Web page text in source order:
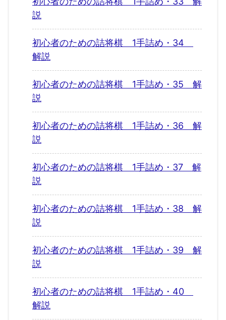
説
初心者のための詰将棋 1手詰め・34
解説
初心者のための詰将棋 1手詰め・35 解
説
初心者のための詰将棋 1手詰め・36 解
説
初心者のための詰将棋 1手詰め・37 解
説
初心者のための詰将棋 1手詰め・38 解
説
初心者のための詰将棋 1手詰め・39 解
説
初心者のための詰将棋 1手詰め・40
解説